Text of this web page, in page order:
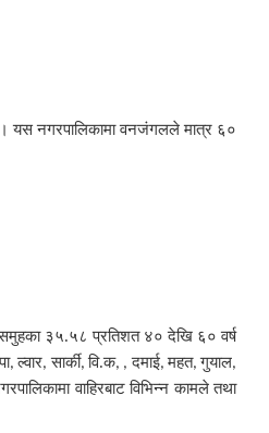
। यस नगरपालिकामा वनजंगलले मात्र ६०
३५.५८ प्रतिशत ४० देखि ६० वर्ष
,ल्वार,सार्की,वि.क, ,दमाई,महत,गुयाल,
वाहिरबाट विभिन्न कामले तथा